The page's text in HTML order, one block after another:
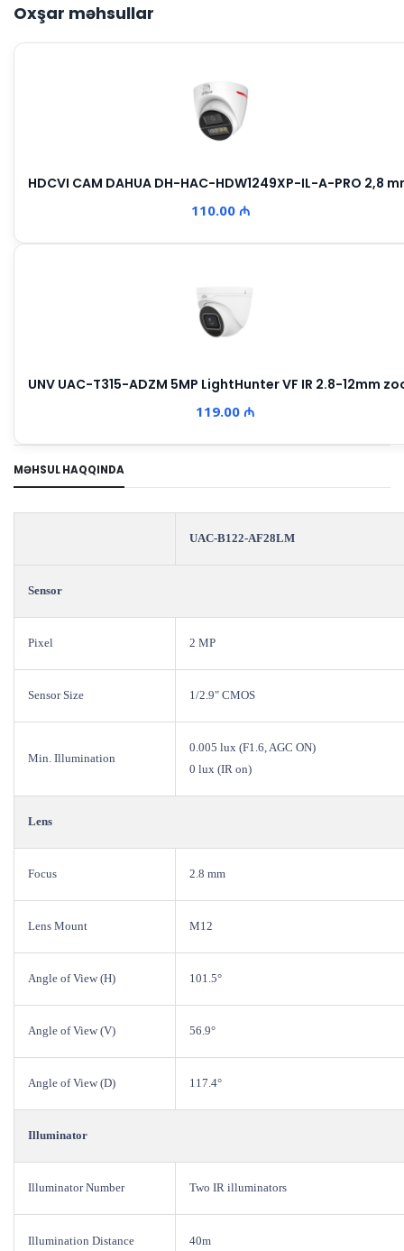
Oxşar məhsullar
HDCVI CAM DAHUA DH-HAC-HDW1249XP-IL-A-PRO 2,8
110.00 ₼
UNV UAC-T315-ADZM 5MP LightHunter VF IR 2.8-12mm
119.00 ₼
MƏHSUL HAQQINDA
UAC-B122-AF28LM
Sensor
Pixel 2 MP
Sensor Size 1/2.9" CMOS
Min. Illumination
0.005 lux (F1.6, AGC ON)
0 lux (IR on)
Lens
Focus 2.8 mm
Lens Mount M12
Angle of View (H) 101.5°
Angle of View (V) 56.9°
Angle of View (D) 117.4°
Illuminator
Illuminator Number Two IR illuminators
Illumination Distance 40m